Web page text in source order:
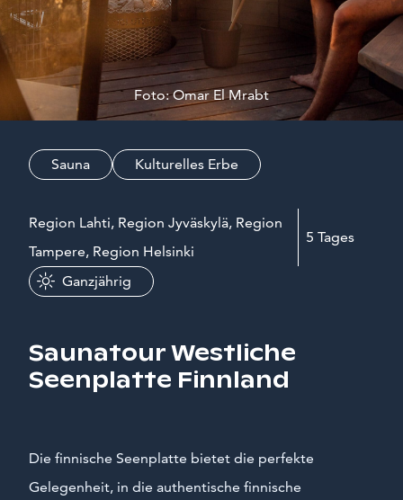
Foto: Omar El Mrabt
Sauna Kulturelles Erbe
Region Lahti, Region Jyväskylä, Region
Tampere, Region Helsinki
5 Tages
Ganzjährig
Saunatour Westliche
Seenplatte Finnland
Die finnische Seenplatte bietet die perfekte
Gelegenheit, in die authentische finnische